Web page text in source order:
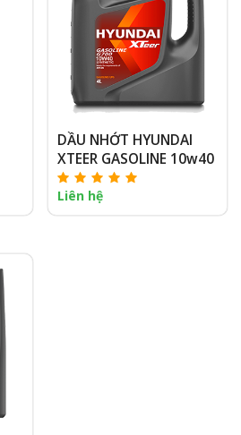
DẦU NHỚT HYUNDAI
XTEER GASOLINE 10w40
Liên hệ